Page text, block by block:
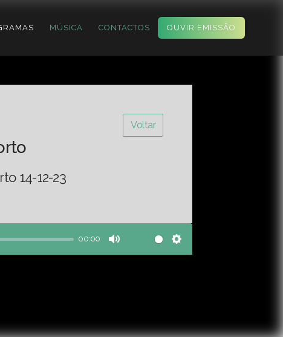
MÚSICA CONTACTOS OUVIR EMISSÃO
Voltar
14-12-23
00:00
Mute Settings